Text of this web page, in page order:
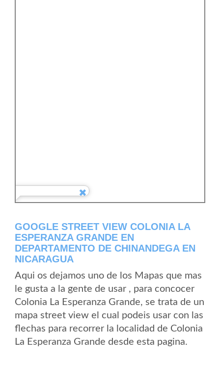
GOOGLE STREET VIEW COLONIA LA
ESPERANZA GRANDE EN
DEPARTAMENTO DE CHINANDEGA EN
NICARAGUA
Aqui os dejamos uno de los Mapas que mas
le gusta a la gente de usar , para concocer
Colonia La Esperanza Grande, se trata de un
mapa street view el cual podeis usar con las
flechas para recorrer la localidad de Colonia
La Esperanza Grande desde esta pagina.